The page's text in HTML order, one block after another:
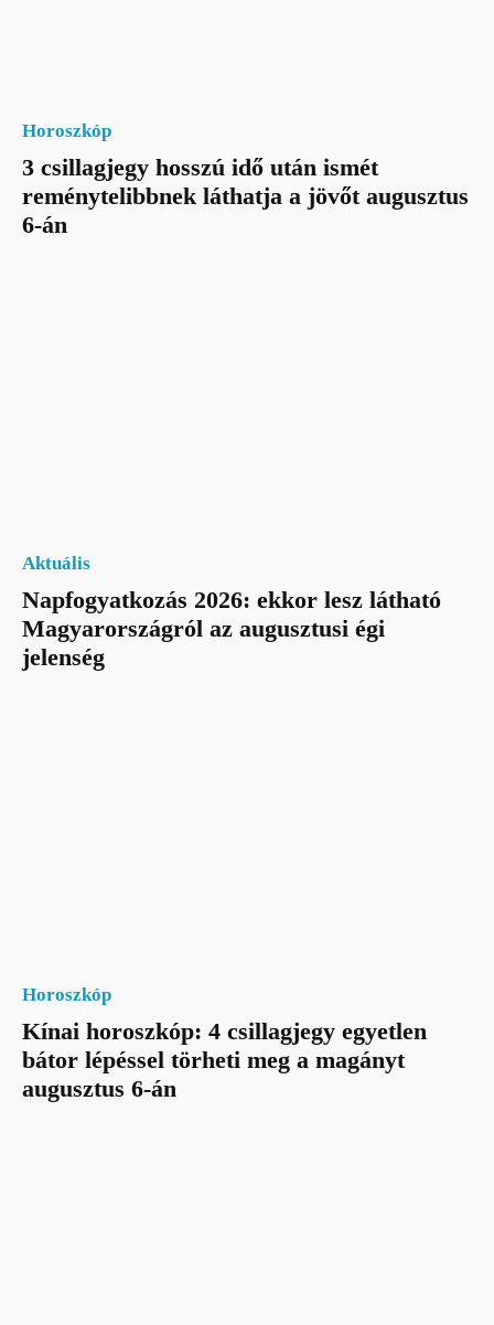
Horoszkóp
3 csillagjegy hosszú idő után ismét
reménytelibbnek láthatja a jövőt augusztus
6-án
Aktuális
Napfogyatkozás 2026: ekkor lesz látható
Magyarországról az augusztusi égi
jelenség
Horoszkóp
Kínai horoszkóp: 4 csillagjegy egyetlen
bátor lépéssel törheti meg a magányt
augusztus 6-án